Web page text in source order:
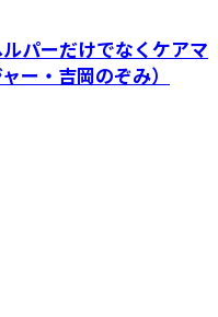
パーだけでなくケアマ
ー・吉岡のぞみ）